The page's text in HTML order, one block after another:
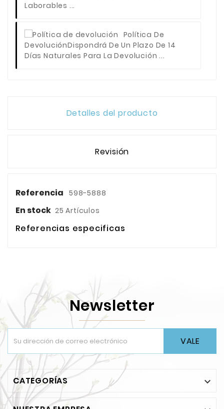
Laborables ...
Política De
DevoluciónDispondrá De Un Plazo De 14
Días Naturales Para La Devolución ...
Detalles del producto
Revisión
Referencia 598-5888
En stock 25 Artículos
Referencias especificas
Newsletter
VALE
CATEGORÍAS 